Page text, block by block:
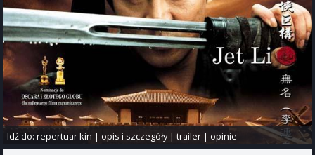
Idź do:repertuar kin |opis i szczegóły|trailer |opinie